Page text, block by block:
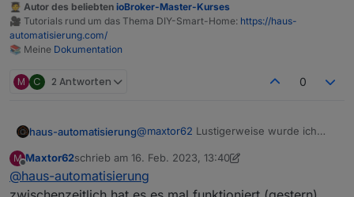
🧑‍🎓 Autor des beliebten ioBroker-Master-Kurses
🎥 Tutorials rund um das Thema DIY-Smart-Home: https://haus-
automatisierung.com/
📚 Meine Dokumentation
M C 2 Antworten 0
haus-automatisierung@maxtor62 Lustigerweise wurde ich
meine Config hier geteilt habe.
Wichtiger Hinweis: Bitte denkt euch
eine eigene, eindeutige Client-ID aus!
Nicht aus irgendwelchen Screenshots
Der MQTT-Broker schließt
M
Offline
Maxtor62schrieb am 16. Feb. 2023, 13:40
zuletzt editiert von Maxtor62
@haus-automatisierung